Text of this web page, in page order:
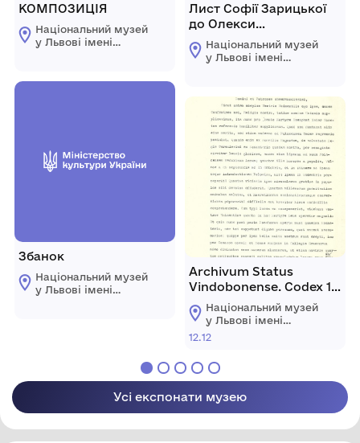
КОМПОЗИЦІЯ
Національний музей
у Львові імені
Збанок
Національний музей
у Львові імені
Лист Софії Зарицької
до Олекси
Новаківського
Національний музей
у Львові імені
Archivum Status
Vindobonense. Codex 18,
fol. 316.
Національний музей
у Львові імені
Андрея
12.12
Усі експонати музею